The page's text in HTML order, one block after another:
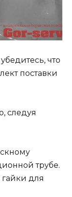
что
поставки
следуя
трубе.
гайки для